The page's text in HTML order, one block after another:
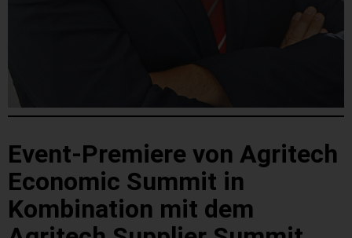
Event-Premiere von Agritech
Economic Summit in
Kombination mit dem